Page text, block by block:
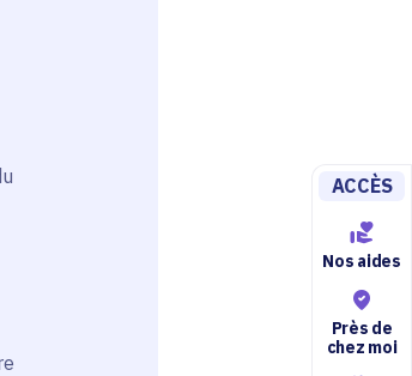
ACCÈS
Nos aides
Près de
chez moi